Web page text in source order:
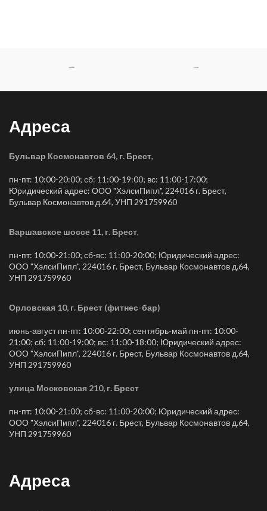
Адреса
Бульвар Космонавтов 64, г. Брест,
пн-пт: 10:00-20:00; сб: 11:00-19:00; вс: 11:00-17:00;
Юридический адрес: ООО "ХэлсиПипл", 224016 г. Брест,
Бульвар Космонавтов д.64, УНП 291759960
Варшавское шоссе 11, г. Брест,
пн-пт: 10:00-21:00; сб-вс: 11:00-20:00; Юридический адрес:
ООО "ХэлсиПипл", 224016 г. Брест, Бульвар Космонавтов д.64,
УНП 291759960
Орловская 10, г. Брест (фитнес-бар)
июнь-август пн-пт: 10:00-22:00; сентябрь-май пн-пт: 10:00-
21:00; сб: 11:00-19:00; вс: 11:00-18:00; Юридический адрес:
ООО "ХэлсиПипл", 224016 г. Брест, Бульвар Космонавтов д.64,
УНП 291759960
улица Московская 210, г. Брест
пн-пт: 10:00-21:00; сб-вс: 11:00-20:00; Юридический адрес:
ООО "ХэлсиПипл", 224016 г. Брест, Бульвар Космонавтов д.64,
УНП 291759960
Адреса